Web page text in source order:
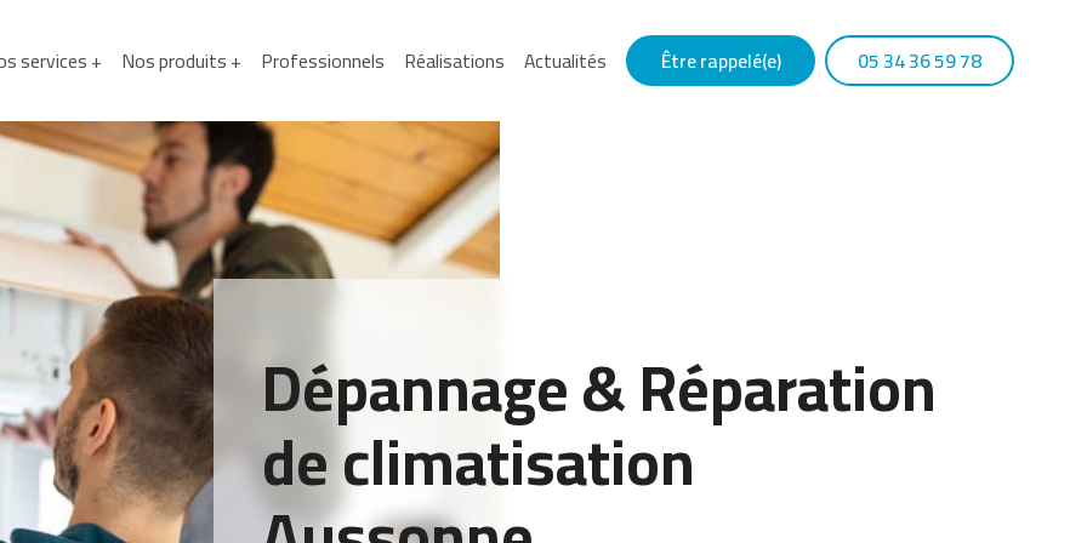
services + Nos produits + Professionnels Réalisations Actualités Être rappelé(e) 05 34 36 59 78
Dépannage & Réparation
de climatisation